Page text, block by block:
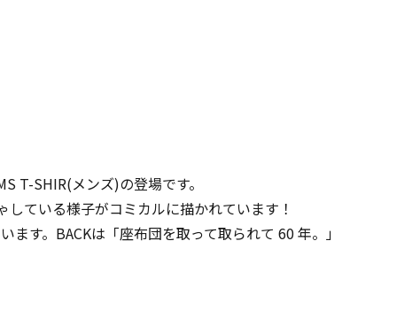
T-SHIR(メンズ)の登場です。
ている様子がコミカルに描かれています！
す。BACKは「座布団を取って取られて 60 年。」